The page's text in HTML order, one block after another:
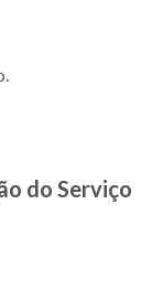
do Serviço